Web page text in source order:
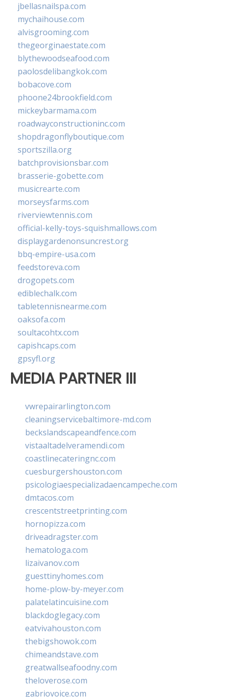
jbellasnailspa.com
mychaihouse.com
alvisgrooming.com
thegeorginaestate.com
blythewoodseafood.com
paolosdelibangkok.com
bobacove.com
phoone24brookfield.com
mickeybarmama.com
roadwayconstructioninc.com
shopdragonflyboutique.com
sportszilla.org
batchprovisionsbar.com
brasserie-gobette.com
musicrearte.com
morseysfarms.com
riverviewtennis.com
official-kelly-toys-squishmallows.com
displaygardenonsuncrest.org
bbq-empire-usa.com
feedstoreva.com
drogopets.com
ediblechalk.com
tabletennisnearme.com
oaksofa.com
soultacohtx.com
capishcaps.com
gpsyfl.org
MEDIA PARTNER III
vwrepairarlington.com
cleaningservicebaltimore-md.com
beckslandscapeandfence.com
vistaaltadelveramendi.com
coastlinecateringnc.com
cuesburgershouston.com
psicologiaespecializadaencampeche.com
dmtacos.com
crescentstreetprinting.com
hornopizza.com
driveadragster.com
hematologa.com
lizaivanov.com
guesttinyhomes.com
home-plow-by-meyer.com
palatelatincuisine.com
blackdoglegacy.com
eatvivahouston.com
thebigshowok.com
chimeandstave.com
greatwallseafoodny.com
theloverose.com
gabriovoice.com